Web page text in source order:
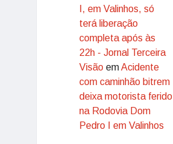
I, em Valinhos, só
terá liberação
completa após às
22h - Jornal Terceira
Visão emAcidente
com caminhão bitrem
deixa motorista ferido
na Rodovia Dom
Pedro I em Valinhos